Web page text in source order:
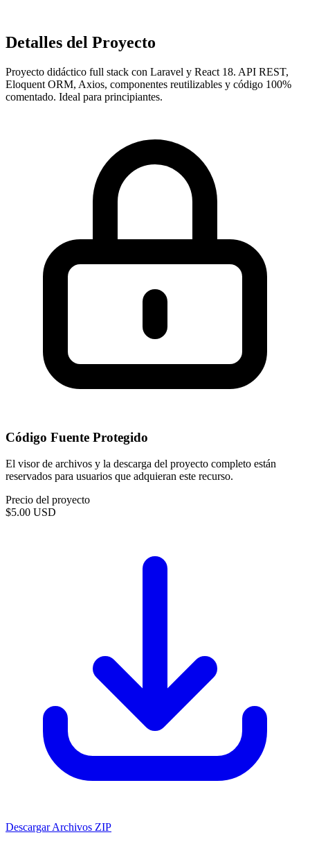
Detalles del Proyecto
Proyecto didáctico full stack con Laravel y React 18. API REST,
Eloquent ORM, Axios, componentes reutilizables y código 100%
comentado. Ideal para principiantes.
Código Fuente Protegido
El visor de archivos y la descarga del proyecto completo están
reservados para usuarios que adquieran este recurso.
Precio del proyecto
$5.00 USD
Descargar Archivos ZIP